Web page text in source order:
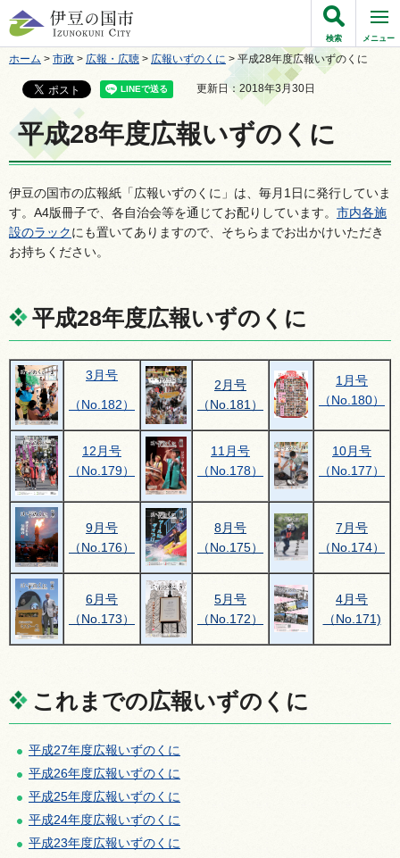
伊豆の国市
検索 メニュー
ホーム > 市政 > 広報・広聴 > 広報いずのくに > 平成28年度広報いずのくに
更新日：2018年3月30日
平成28年度広報いずのくに
伊豆の国市の広報紙「広報いずのくに」は、毎月1日に発行していま
す。A4版冊子で、各自治会等を通じてお配りしています。 市内各施
設のラックにも置いてありますので、そちらまでお出かけいただき
お持ちください。
平成28年度広報いずのくに
3月号
（No.182）
2月号
（No.181）
1月号
（No.180）
12月号
（No.179）
11月号
（No.178）
10月号
（No.177）
9月号
（No.176）
8月号
（No.175）
7月号
（No.174）
6月号
（No.173）
5月号
（No.172）
4月号
（No.171)
これまでの広報いずのくに
平成27年度広報いずのくに
平成26年度広報いずのくに
平成25年度広報いずのくに
平成24年度広報いずのくに
平成23年度広報いずのくに